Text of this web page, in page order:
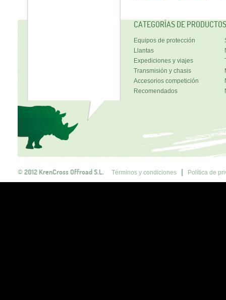
CATEGORÍAS DE PRODUCTOS
Equipos de protección
Llantas
Expediciones y viajes
Transmisión y chasis
Accesorios competición
Recomendados
© 2012 KrenCross Offroad S.L. Términos y condiciones Política de